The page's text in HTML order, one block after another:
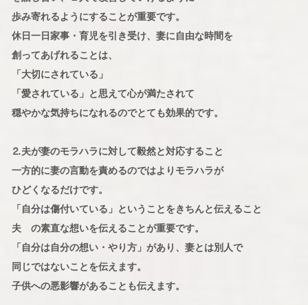
歩み寄れるようにすることが重要です。
休日一日家事・育児を引き受け、妻に自由な時間を
創ってあげれることは、
「大切にされている」
「愛されている」と思えて心が満たされて
穏やかな気持ちになれるのでとても効果的です。
⒉夫が妻のモラハラに対して毅然と対応すること
一方的に妻の言動を責めるのではよりモラハラが
ひどくなるだけです。
「自分は傷付いている」ということをきちんと伝えること
夫 の素直な想いを伝えることが重要です。
「自分は自分の想い・やり方」があり、妻とは別人で
同じではないことを伝えます。
子供への悪影響があることも伝えます。